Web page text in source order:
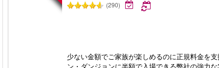
(290)
少ない金額でご家族が楽しめるのに正規料金を
ン・ダンジョンに半額で入場できる弊社の強力